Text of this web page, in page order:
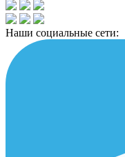
Наши социальные сети: